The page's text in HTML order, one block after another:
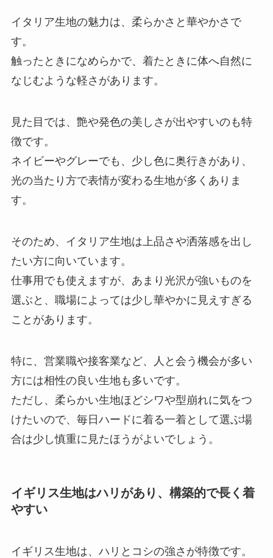
イタリア生地の魅力は、柔らかさと華やかさで
す。
触ったときになめらかで、着たときに体へ自然に
なじむような軽さがあります。
見た目では、艶や発色の美しさが出やすいのも特
徴です。
ネイビーやグレーでも、少し色に奥行きがあり、
光の当たり方で表情が変わる生地が多くありま
す。
そのため、イタリア生地は上品さや洒落感を出し
たい方に向いています。
仕事用でも使えますが、あまり光沢が強いものを
選ぶと、職場によっては少し華やかに見えすぎる
ことがあります。
特に、営業職や接客業など、人と会う機会が多い
方には相性の良い生地も多いです。
ただし、柔らかい生地ほどシワや型崩れに気をつ
けたいので、毎日ハードに着る一着として選ぶ場
合は少し慎重に見たほうがよいでしょう。
イギリス生地はハリがあり、構築的で長く着
やすい
イギリス生地は、ハリとコシの強さが特徴です。